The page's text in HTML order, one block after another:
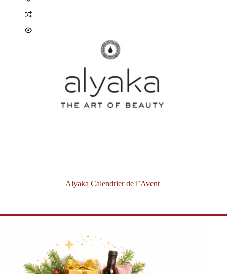
Alyaka Calendrier de l’Avent